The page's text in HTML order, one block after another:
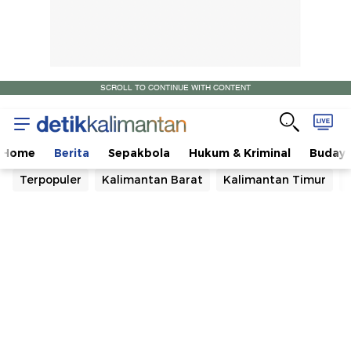
SCROLL TO CONTINUE WITH CONTENT
Home Berita Sepakbola Hukum & Kriminal
Terpopuler
Kalimantan Barat Kalimantan Timur